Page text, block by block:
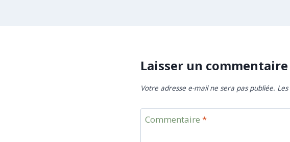
Laisser un commentaire
Votre adresse e-mail ne sera pas publiée.
Commentaire *